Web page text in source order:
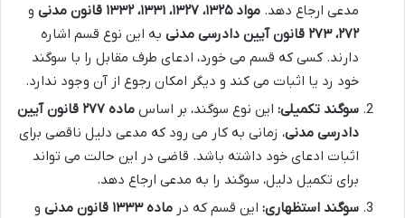
مدعی ارجاع دهد. مواد ۱۳۲۵، ۱۳۲۷، ۱۳۳۱، ۱۳۳۲ قانون مدنی
و
۲۷۲، ۲۷۳ قانون آیین دادرسی مدنی
به این نوع قسم اشاره
دارند. کسی که قسم می خورد، ادعای طرف مقابل را با سوگند
خود رد یا اثبات می کند و دیگر امکان رجوع از آن وجود ندارد.
سوگند تکمیلی: این نوع سوگند، بر اساس
ماده ۲۷۷ قانون آیین
دادرسی مدنی، زمانی به کار می رود که مدعی دلیل ناقصی برای
اثبات ادعای خود داشته باشد. قاضی در این حالت می تواند
برای تکمیل دلیل، سوگند را به مدعی ارجاع دهد.
سوگند استظهاری: این قسم که در ماده ۱۳۳۳ قانون مدنی
و